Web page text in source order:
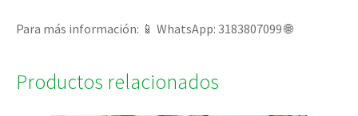
Para más información: 📱 WhatsApp: 3183807099 🌐
Productos relacionados